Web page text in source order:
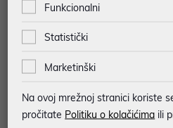
najam za pravne osobe od 12 do 36 mj.
JAMSTVO 12 MJ.
Funkcionalni
Statistički
Marketinški
Na ovoj mrežnoj stranici koriste
pročitate Politiku o kolačićima ili